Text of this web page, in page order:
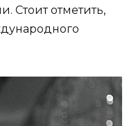
Стоит отметить,